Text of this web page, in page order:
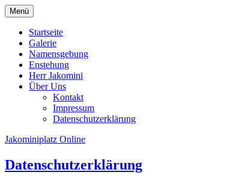
Zum
Inhalt
springen
Zum
Hauptmenü
springen
Menü
Startseite
Galerie
Namensgebung
Enstehung
Herr Jakomini
Über Uns
Kontakt
Impressum
Datenschutzerklärung
Jakominiplatz Online
Datenschutzerklärung